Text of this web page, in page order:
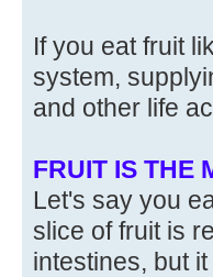
If you eat fruit
system,
and other life
FRUIT IS THE
Let's say you
slice of fruit is
intestines, but